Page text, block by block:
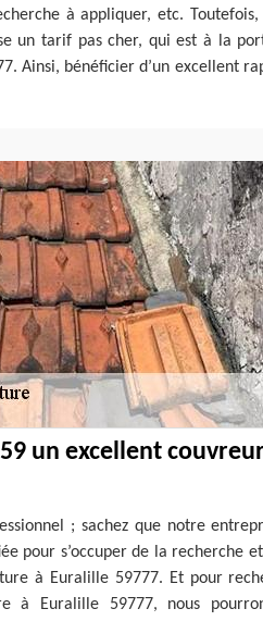
à appliquer, etc.
un tarif pas cher, qui est à la
Ainsi, bénéficier d’un excellent
un excellent
; sachez que notre
pour s’occuper de la recherche
à Euralille 59777. Et pour
à Euralille 59777, nous